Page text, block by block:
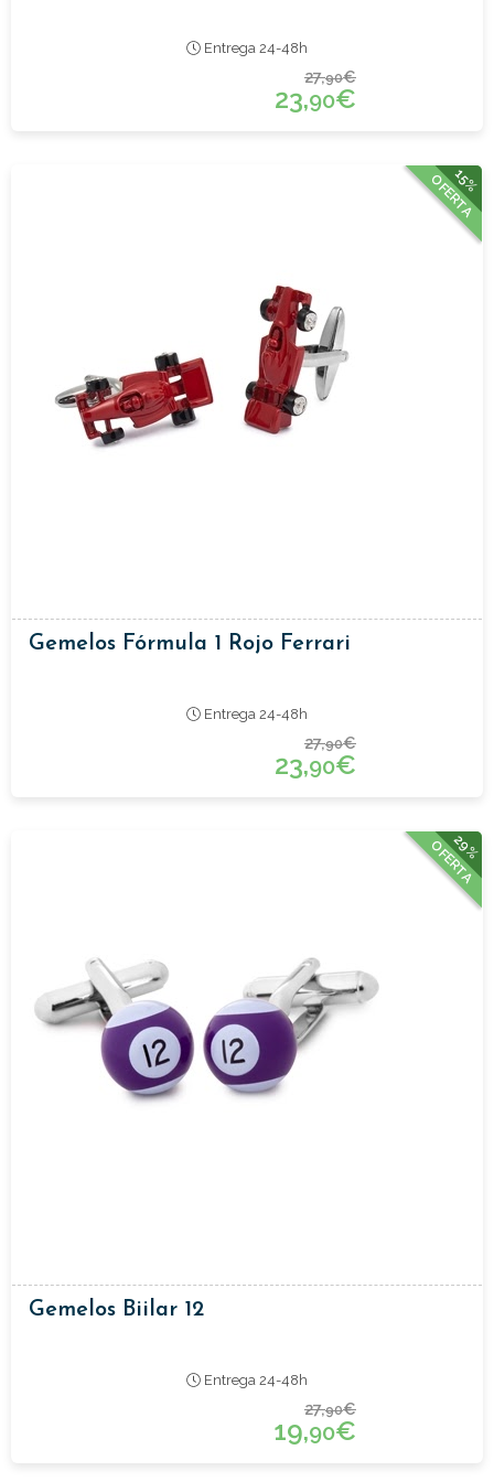
Entrega 24-48h
27,90€
23,90€
15%
OFERTA
Gemelos Fórmula 1 Rojo Ferrari
Entrega 24-48h
27,90€
23,90€
29%
OFERTA
Gemelos Biilar 12
Entrega 24-48h
27,90€
19,90€